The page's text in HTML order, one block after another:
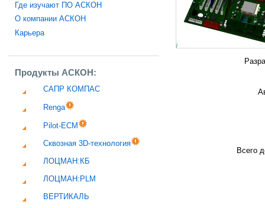
Где изучают ПО АСКОН
О компании АСКОН
Карьера
Продукты АСКОН:
САПР КОМПАС
Renga
Pilot-ECM
Сквозная 3D-технология
ЛОЦМАН:КБ
ЛОЦМАН:PLM
ВЕРТИКАЛЬ
Всего